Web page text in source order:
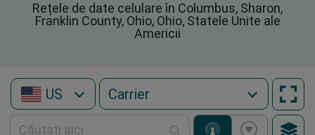
Rețele de date celulare în Columbus, Sharon,
Franklin County, Ohio, Ohio, Statele Unite ale
Americii
US